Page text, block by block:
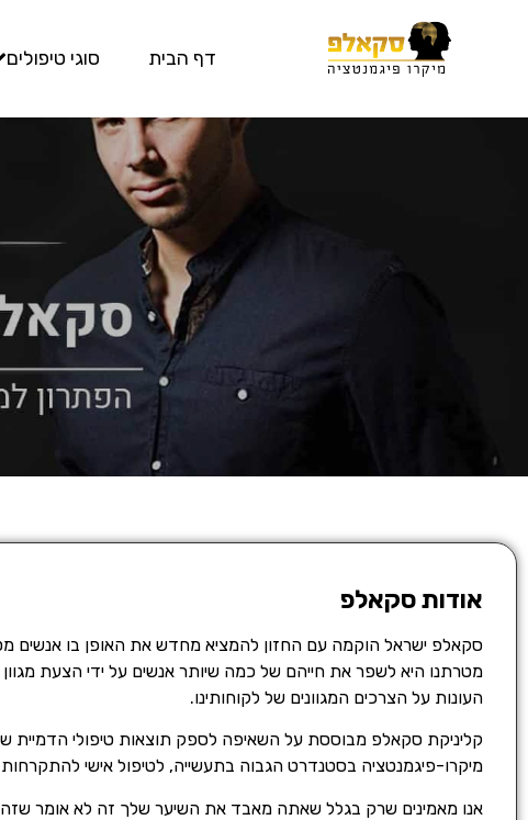
דף הבית סוגי טיפולים
אודות סקאלפ
סקאלפ ישראל הוקמה עם החזון להמציא מחדש את האופן בו אנשים
מטרתנו היא לשפר את חייהם של כמה שיותר אנשים על ידי הצעת
העונות על הצרכים המגוונים של לקוחותינו.
קליניקת סקאלפ מבוססת על השאיפה לספק תוצאות טיפולי הדמיית
מיקרו-פיגמנטציה בסטנדרט הגבוה בתעשייה, לטיפול אישי להתקרחות
אנו מאמינים שרק בגלל שאתה מאבד את השיער שלך זה לא אומר שזה